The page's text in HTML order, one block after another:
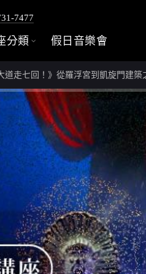
7477
分類 假日音樂會
道走七回！》從羅浮宮到凱旋門建築